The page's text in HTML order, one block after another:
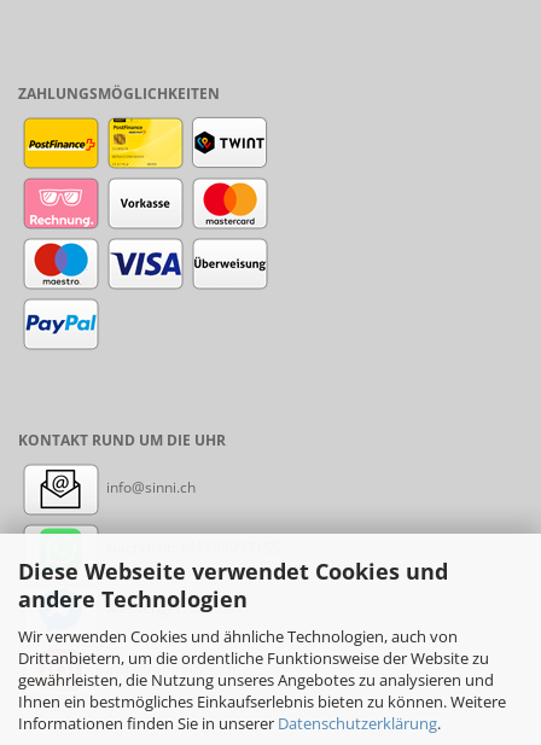
Diese Webseite verwendet Cookies und
andere Technologien
Wir verwenden Cookies und ähnliche Technologien, auch von
Drittanbietern, um die ordentliche Funktionsweise der Website zu
gewährleisten, die Nutzung unseres Angebotes zu analysieren und
Ihnen ein bestmögliches Einkaufserlebnis bieten zu können. Weitere
Informationen finden Sie in unserer Datenschutzerklärung.
ZAHLUNGSMÖGLICHKEITEN
KONTAKT RUND UM DIE UHR
info@sinni.ch
Messenger: sinni.ch
Instagram: sinni_ch